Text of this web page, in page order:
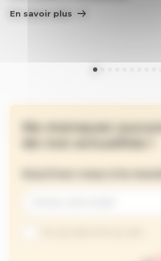
En savoir plus
Ne manquez